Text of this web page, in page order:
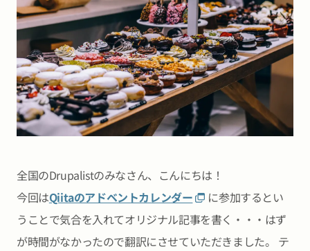
全国のDrupalistのみなさん、こんにちは！
今回はQiitaのアドベントカレンダー
に参加するとい
うことで気合を入れてオリジナル記事を書く・・・はず
が時間がなかったので翻訳にさせていただきました。 テ